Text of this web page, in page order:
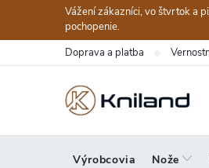
obsah
Vážení zákazníci, vo štvrtok a
pochopenie.
Doprava a platba
Výrobcovia Nože